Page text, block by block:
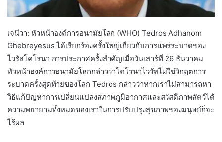
เจนีวา: หัวหน้าองค์การอนามัยโลก (WHO) Tedros Adhanom
Ghebreyesus ได้เรียกร้องครั้งใหญ่เกี่ยวกับการแพร่ระบาดของ
ไวรัสโคโรนา การประกาศครั้งสำคัญเมื่อวันเสาร์ที่ 26 ธันวาคม
หัวหน้าองค์การอนามัยโลกกล่าวว่าโคโรนาไวรัสไม่ใช่วิกฤตการ
ระบาดครั้งสุดท้ายของโลก Tedros กล่าวว่าหากเราไม่สามารถหา
วิธีแก้ปัญหาการเปลี่ยนแปลงสภาพภูมิอากาศและสวัสดิภาพสัตว์ได้
ความพยายามทั้งหมดของเราในการปรับปรุงสุขภาพของมนุษย์ก็จะ
ไร้ผล